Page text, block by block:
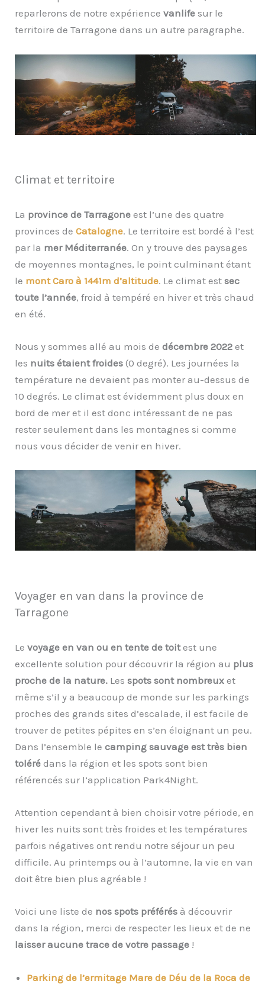
reparlerons de notre expérience vanlife sur le
territoire de Tarragone dans un autre paragraphe.
Climat et territoire
La province de Tarragone est l’une des quatre
provinces de Catalogne. Le territoire est bordé à l’est
par la mer Méditerranée. On y trouve des paysages
de moyennes montagnes, le point culminant étant
le mont Caro à 1441m d’altitude. Le climat est sec
toute l’année, froid à tempéré en hiver et très chaud
en été.
Nous y sommes allé au mois de décembre 2022 et
les nuits étaient froides (0 degré). Les journées la
température ne devaient pas monter au-dessus de
10 degrés. Le climat est évidemment plus doux en
bord de mer et il est donc intéressant de ne pas
rester seulement dans les montagnes si comme
nous vous décider de venir en hiver.
Voyager en van dans la province de
Tarragone
Le voyage en van ou en tente de toitest une
excellente solution pour découvrir la région au plus
proche de la nature. Les spots sont nombreux et
même s’il y a beaucoup de monde sur les parkings
proches des grands sites d’escalade, il est facile de
trouver de petites pépites en s’en éloignant un peu.
Dans l’ensemble le camping sauvage est très bien
toléré dans la région et les spots sont bien
référencés sur l’application Park4Night.
Attention cependant à bien choisir votre période, en
hiver les nuits sont très froides et les températures
parfois négatives ont rendu notre séjour un peu
difficile. Au printemps ou à l’automne, la vie en van
doit être bien plus agréable !
Voici une liste de nos spots préférés à découvrir
dans la région, merci de respecter les lieux et de ne
laisser aucune trace de votre passage !
Parking de l’ermitage Mare de Déu de la Roca de